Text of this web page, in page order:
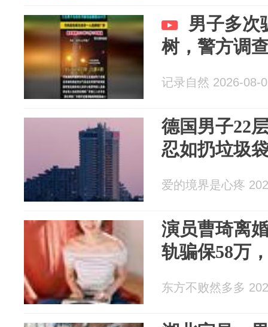
男子多次
树，警方调
记录自然 2026-08-
德国男子22
忍如扔垃圾
爱的境界是心疼
演员曹琦离
轨骗保58万
东方不败然多多